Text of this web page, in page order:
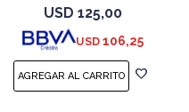
Micrófono
USD 125,00
USD 106,25